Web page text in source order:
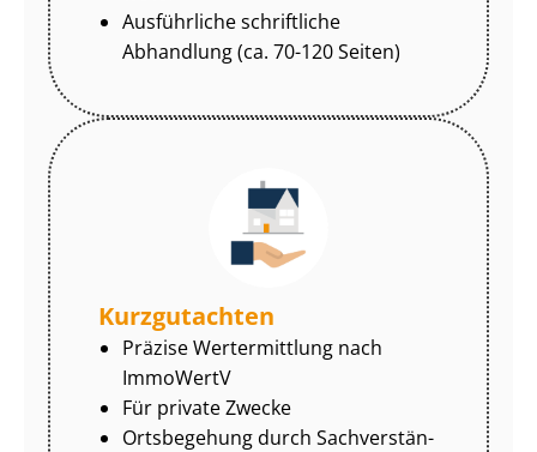
Ausführliche schriftliche
Abhandlung (ca. 70-120 Seiten)
Kurzgutachten
Präzise Wertermittlung nach
ImmoWertV
Für private Zwecke
Ortsbegehung durch Sach­ver­stän­